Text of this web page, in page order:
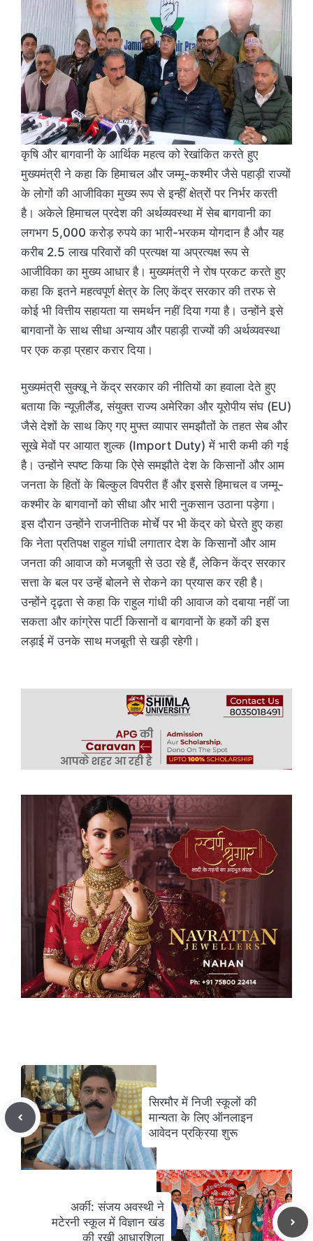
कृषि और बागवानी के आर्थिक महत्व को रेखांकित करते हुए
मुख्यमंत्री ने कहा कि हिमाचल और जम्मू-कश्मीर जैसे पहाड़ी राज्यों
के लोगों की आजीविका मुख्य रूप से इन्हीं क्षेत्रों पर निर्भर करती
है। अकेले हिमाचल प्रदेश की अर्थव्यवस्था में सेब बागवानी का
लगभग 5,000 करोड़ रुपये का भारी-भरकम योगदान है और यह
करीब 2.5 लाख परिवारों की प्रत्यक्ष या अप्रत्यक्ष रूप से
आजीविका का मुख्य आधार है। मुख्यमंत्री ने रोष प्रकट करते हुए
कहा कि इतने महत्वपूर्ण क्षेत्र के लिए केंद्र सरकार की तरफ से
कोई भी वित्तीय सहायता या समर्थन नहीं दिया गया है। उन्होंने इसे
बागवानों के साथ सीधा अन्याय और पहाड़ी राज्यों की अर्थव्यवस्था
पर एक कड़ा प्रहार करार दिया।
मुख्यमंत्री सुक्खू ने केंद्र सरकार की नीतियों का हवाला देते हुए
बताया कि न्यूज़ीलैंड, संयुक्त राज्य अमेरिका और यूरोपीय संघ (EU)
जैसे देशों के साथ किए गए मुफ्त व्यापार समझौतों के तहत सेब और
सूखे मेवों पर आयात शुल्क (Import Duty) में भारी कमी की गई
है। उन्होंने स्पष्ट किया कि ऐसे समझौते देश के किसानों और आम
जनता के हितों के बिल्कुल विपरीत हैं और इससे हिमाचल व जम्मू-
कश्मीर के बागवानों को सीधा और भारी नुकसान उठाना पड़ेगा।
इस दौरान उन्होंने राजनीतिक मोर्चे पर भी केंद्र को घेरते हुए कहा
कि नेता प्रतिपक्ष राहुल गांधी लगातार देश के किसानों और आम
जनता की आवाज को मजबूती से उठा रहे हैं, लेकिन केंद्र सरकार
सत्ता के बल पर उन्हें बोलने से रोकने का प्रयास कर रही है।
उन्होंने दृढ़ता से कहा कि राहुल गांधी की आवाज को दबाया नहीं जा
सकता और कांग्रेस पार्टी किसानों व बागवानों के हकों की इस
लड़ाई में उनके साथ मजबूती से खड़ी रहेगी।
सिरमौर में निजी स्कूलों की
मान्यता के लिए ऑनलाइन
आवेदन प्रक्रिया शुरू
अर्की: संजय अवस्थी ने
मटेरनी स्कूल में विज्ञान खंड
की रखी आधारशिला